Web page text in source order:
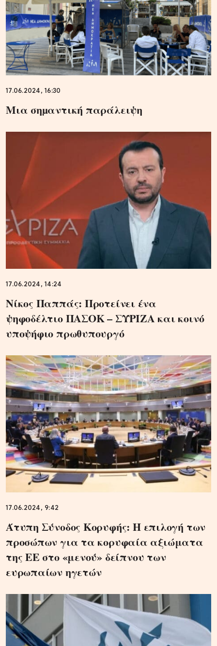
17.06.2024, 16:30
Μια σηµαντική παράλειψη
17.06.2024, 14:24
Νίκος Παππάς: Προτείνει ένα
ψηφοδέλτιο ΠΑΣΟΚ – ΣΥΡΙΖΑ και κοινό
υποψήφιο πρωθυπουργό
17.06.2024, 9:42
Άτυπη Σύνοδος Κορυφής: Η επιλογή των
προσώπων για τα κορυφαία αξιώματα
της ΕΕ στο «μενού» δείπνου των
ευρωπαίων ηγετών